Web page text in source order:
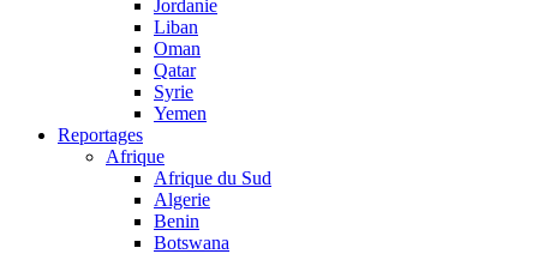
Jordanie
Liban
Oman
Qatar
Syrie
Yemen
Reportages
Afrique
Afrique du Sud
Algerie
Benin
Botswana